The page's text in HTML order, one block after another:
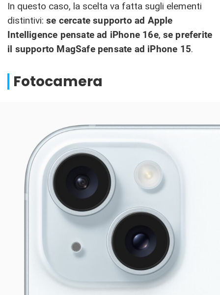
In questo caso, la scelta va fatta sugli elementi
distintivi: se cercate supporto ad Apple
Intelligence pensate ad iPhone 16e, se preferite
il supporto MagSafe pensate ad iPhone 15.
Fotocamera